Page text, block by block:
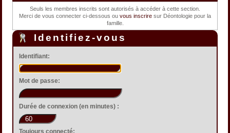
Seuls les membres inscrits sont autorisés à accéder à cette section.
Merci de vous connecter ci-dessous ou vous inscrire sur Déontologie pour la
famille.
Identifiez-vous
Identifiant:
Mot de passe:
Durée de connexion (en minutes) :